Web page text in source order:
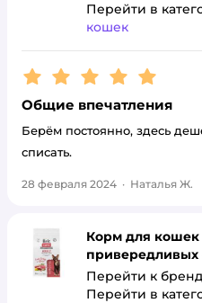
Перейти в
кошек
Рейтинг:5
Общие впечатления
Берём постоянно, здесь
списать.
28 февраля 2024 · Наталья Ж.
Корм для кошек
привередливых
Перейти к
Перейти в